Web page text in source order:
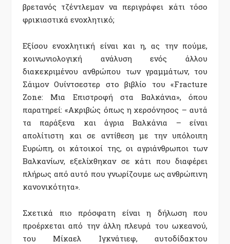
βρετανός τζέντλεµαν να περιγράφει κάτι τόσο
φρικιαστικά ενοχλητικό;
Εξίσου ενοχλητική είναι και η, ας την πούµε,
κοινωνιολογική ανάλυση ενός άλλου
διακεκριµένου ανθρώπου των γραµµάτων, του
Σάιµον Ουίντσεστερ στο βιβλίο του «Fracture
Zone: Μια Επιστροφή στα Βαλκάνια», όπου
παρατηρεί: «Ακριβώς όπως η χερσόνησος – αυτά
τα παράξενα και άγρια Βαλκάνια – είναι
απολίτιστη και σε αντίθεση µε την υπόλοιπη
Ευρώπη, οι κάτοικοί της, οι αγριάνθρωποι των
Βαλκανίων, εξελίχθηκαν σε κάτι που διαφέρει
πλήρως από αυτό που γνωρίζουµε ως ανθρώπινη
κανονικότητα».
Σχετικά πιο πρόσφατη είναι η δήλωση που
προέρχεται από την άλλη πλευρά του ωκεανού,
του Μίκαελ Ιγκνάτιεφ, αυτοδίδακτου